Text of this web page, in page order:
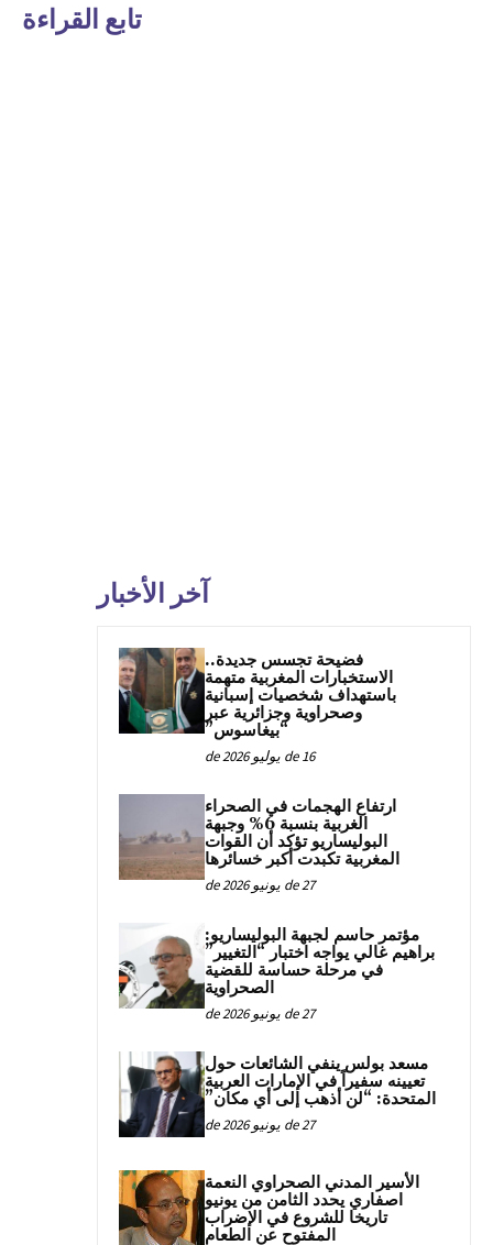
تابع القراءة
آخر الأخبار
فضيحة تجسس جديدة..
الاستخبارات المغربية متهمة
باستهداف شخصيات إسبانية
وصحراوية وجزائرية عبر
“بيغاسوس”
16 de يوليو de 2026
ارتفاع الهجمات في الصحراء
الغربية بنسبة 6% وجبهة
البوليساريو تؤكد أن القوات
المغربية تكبدت أكبر خسائرها
27 de يونيو de 2026
مؤتمر حاسم لجبهة البوليساريو:
براهيم غالي يواجه اختبار “التغيير”
في مرحلة حساسة للقضية
الصحراوية
27 de يونيو de 2026
مسعد بولس ينفي الشائعات حول
تعيينه سفيراً في الإمارات العربية
المتحدة: “لن أذهب إلى أي مكان”
27 de يونيو de 2026
الأسير المدني الصحراوي النعمة
اصفاري يحدد الثامن من يونيو
تاريخا للشروع في الإضراب
المفتوح عن الطعام